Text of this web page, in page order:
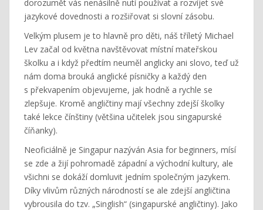
dorozumět vás nenásilně nutí používat a rozvíjet své
jazykové dovednosti a rozšiřovat si slovní zásobu.
Velkým plusem je to hlavně pro děti, náš tříletý Michael
Lev začal od května navštěvovat místní mateřskou
školku a i když předtím neuměl anglicky ani slovo, teď už
nám doma brouká anglické písničky a každý den
s překvapením objevujeme, jak hodně a rychle se
zlepšuje. Kromě angličtiny mají všechny zdejší školky
také lekce čínštiny (většina učitelek jsou singapurské
číňanky).
Neoficiálně je Singapur nazýván Asia for beginners, mísí
se zde a žijí pohromadě západní a východní kultury, ale
všichni se dokáží domluvit jedním společným jazykem.
Díky vlivům různých národností se ale zdejší angličtina
vybrousila do tzv. „Singlish“ (singapurské angličtiny). Jako